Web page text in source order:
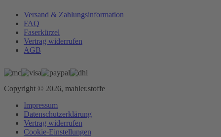
Versand & Zahlungsinformation
FAQ
Faserkürzel
Vertrag widerrufen
AGB
Copyright © 2026, mahler.stoffe
Impressum
Datenschutzerklärung
Vertrag widerrufen
Cookie-Einstellungen